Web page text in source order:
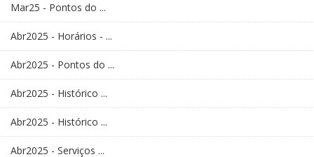
Mar25 - Pontos do ...
Abr2025 - Horários - ...
Abr2025 - Pontos do ...
Abr2025 - Histórico ...
Abr2025 - Histórico ...
Abr2025 - Serviços ...